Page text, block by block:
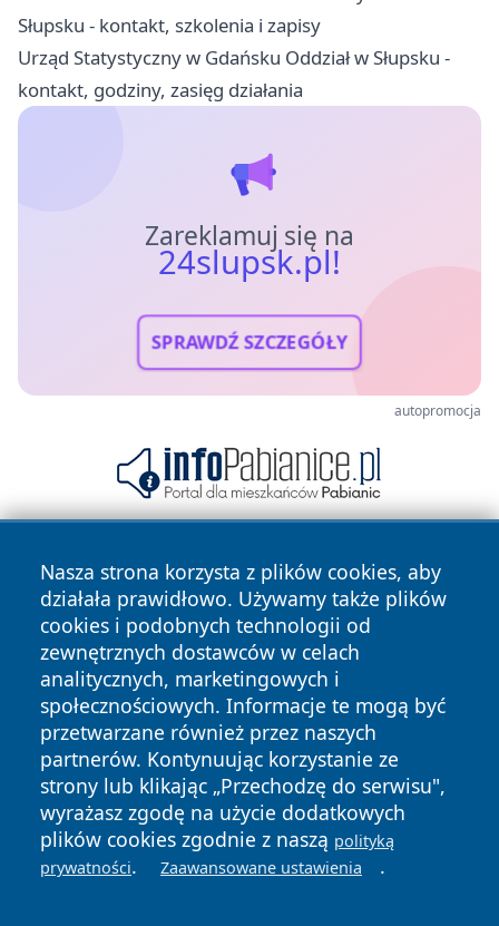
Słupsku - kontakt, szkolenia i zapisy
Urząd Statystyczny w Gdańsku Oddział w Słupsku -
kontakt, godziny, zasięg działania
Zareklamuj się na
24slupsk.pl!
SPRAWDŹ SZCZEGÓŁY
autopromocja
Nasza strona korzysta z plików cookies, aby
działała prawidłowo. Używamy także plików
cookies i podobnych technologii od
zewnętrznych dostawców w celach
analitycznych, marketingowych i
społecznościowych. Informacje te mogą być
przetwarzane również przez naszych
partnerów. Kontynuując korzystanie ze
strony lub klikając „Przechodzę do serwisu",
wyrażasz zgodę na użycie dodatkowych
plików cookies zgodnie z naszą polityką
prywatności. Zaawansowane ustawienia .
Copyright © 2026 24slupsk.pl Wszystkie prawa zastrzeżone.
News Autorzy
Polityka
Prywatności
Polityka
Cookies